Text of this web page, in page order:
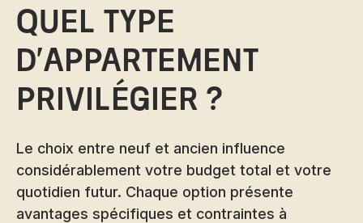
quel type
d'appartement
privilégier ?
Le choix entre neuf et ancien influence
considérablement votre budget total et votre
quotidien futur. Chaque option présente
avantages spécifiques et contraintes à